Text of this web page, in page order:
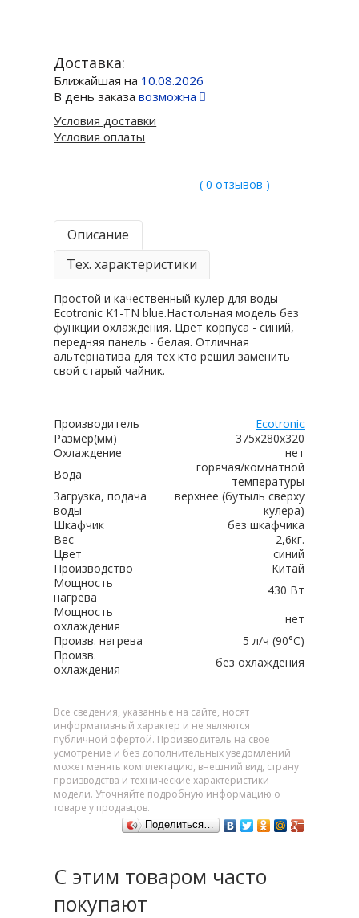
Доставка:
Ближайшая на 10.08.2026
В день заказавозможна
Условия доставки
Условия оплаты
( 0 отзывов )
Описание
Тех. характеристики
Простой и качественный кулер для воды
Ecotronic K1-TN blue.Настольная модель без
функции охлаждения. Цвет корпуса - синий,
передняя панель - белая. Отличная
альтернатива для тех кто решил заменить
свой старый чайник.
Производитель
Ecotronic
Размер(мм)
375x280x320
Охлаждение
нет
Вода
горячая/комнатной
температуры
Загрузка, подача
воды
верхнее (бутыль сверху
кулера)
Шкафчик
без шкафчика
Вес
2,6кг.
Цвет
синий
Производство
Китай
Мощность
нагрева
430 Вт
Мощность
охлаждения
нет
Произв. нагрева
5 л/ч (90°C)
Произв.
охлаждения
без охлаждения
Все сведения, указанные на сайте, носят
информативный характер и не являются
публичной офертой. Производитель на свое
усмотрение и без дополнительных уведомлений
может менять комплектацию, внешний вид, страну
производства и технические характеристики
модели. Уточняйте подробную информацию о
товаре у продавцов.
Поделиться…
С этим товаром часто
покупают